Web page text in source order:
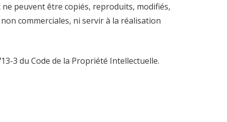
peuvent être copiés, reproduits, modifiés,
commerciales, ni servir à la réalisation
3 du Code de la Propriété Intellectuelle.